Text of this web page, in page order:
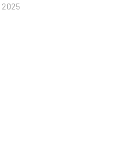
2025